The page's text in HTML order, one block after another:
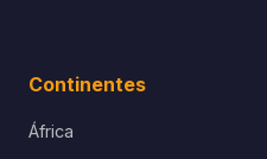
Continentes
África